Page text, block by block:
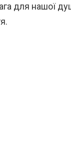
для нашої